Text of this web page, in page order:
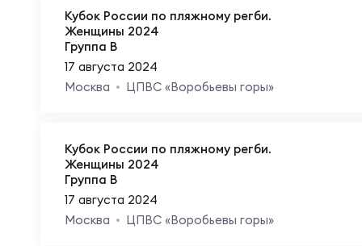
Кубок России по пляжному регби.
Женщины 2024
Группа B
17 августа 2024
Москва
ЦПВС «Воробьевы горы»
Кубок России по пляжному регби.
Женщины 2024
Группа B
17 августа 2024
Москва
ЦПВС «Воробьевы горы»